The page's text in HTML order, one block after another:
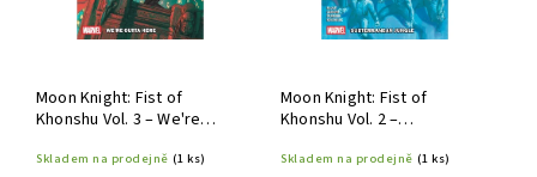
Moon Knight: Fist of
Khonshu Vol. 3 – We're
Skladem na prodejně (1 ks)
Moon Knight: Fist of
Khonshu Vol. 2 –
Skladem na prodejně (1 ks)